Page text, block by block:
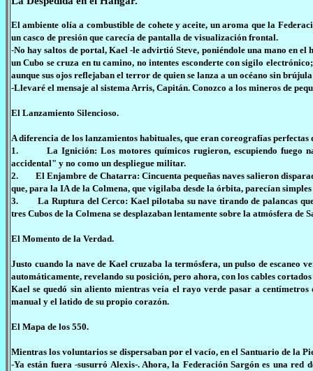
El ambiente olía a combustible de cohete y aceite, un aroma que la
un casco de presión que carecía de pantalla de visualización frontal.
-No hay saltos de portal, Kael -le advirtió Steve, poniéndole una mano en
un Cubo se cruza en tu camino, no intentes esconderte con sigilo
aunque sus ojos reflejaban el terror de quien se lanza a un océano sin
-Llevaré el mensaje al sistema Arris, Capitán. Conozco a los mineros de
El Lanzamiento Silencioso.
A diferencia de los lanzamientos habituales, que eran coreografías
1. La Ignición: Los motores químicos rugieron, escupiendo fuego
accidental" y no como un despliegue militar.
2. El Enjambre de Chatarra: Cincuenta pequeñas naves salieron
que, para la IA de la Colmena, que vigilaba desde la órbita, parecían
3. La Ruptura del Cerco: Kael pilotaba su nave tirando de palancas
tres Cubos de la Colmena se desplazaban lentamente sobre la atmósfera de
El Momento de la Verdad.
Justo cuando la nave de Kael cruzaba la termósfera, un pulso de escaneo
automáticamente, revelando su posición, pero ahora, con los cables
Kael se quedó sin aliento mientras veía el rayo verde pasar a
manual y el latido de su propio corazón.
El Mapa de los 550.
Mientras los voluntarios se dispersaban por el vacío, en el Santuario de la
-Ya están fuera -susurró Alexis-. Ahora, la Federación Sargón es una red